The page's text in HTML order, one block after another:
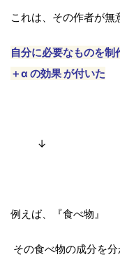
これは、その作者が無
自分に必要なものを制
＋α の効果 が付いた
↓
例えば、『食べ物』
その食べ物の成分を